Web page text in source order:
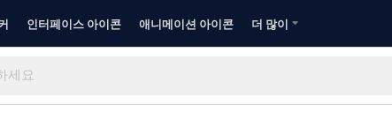
인터페이스 아이콘 애니메이션 아이콘 더 많이